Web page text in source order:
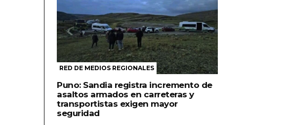
RED DE MEDIOS REGIONALES
Puno: Sandia registra incremento de
asaltos armados en carreteras y
transportistas exigen mayor
seguridad